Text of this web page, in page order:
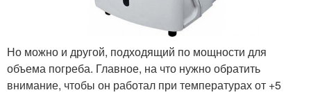
Но можно и другой, подходящий по мощности для
объема погреба. Главное, на что нужно обратить
внимание, чтобы он работал при температурах от +5